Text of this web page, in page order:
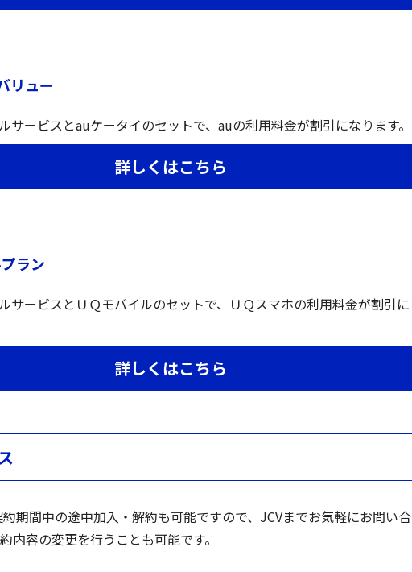
リュー
サービスとauケータイのセットで、auの利用料金が割引になります。
詳しくはこちら
ラン
サービスとＵＱモバイルのセットで、ＵＱスマホの利用料金が割引に
詳しくはこちら
期間中の途中加入・解約も可能ですので、JCVまでお気軽にお問い合
内容の変更を行うことも可能です。